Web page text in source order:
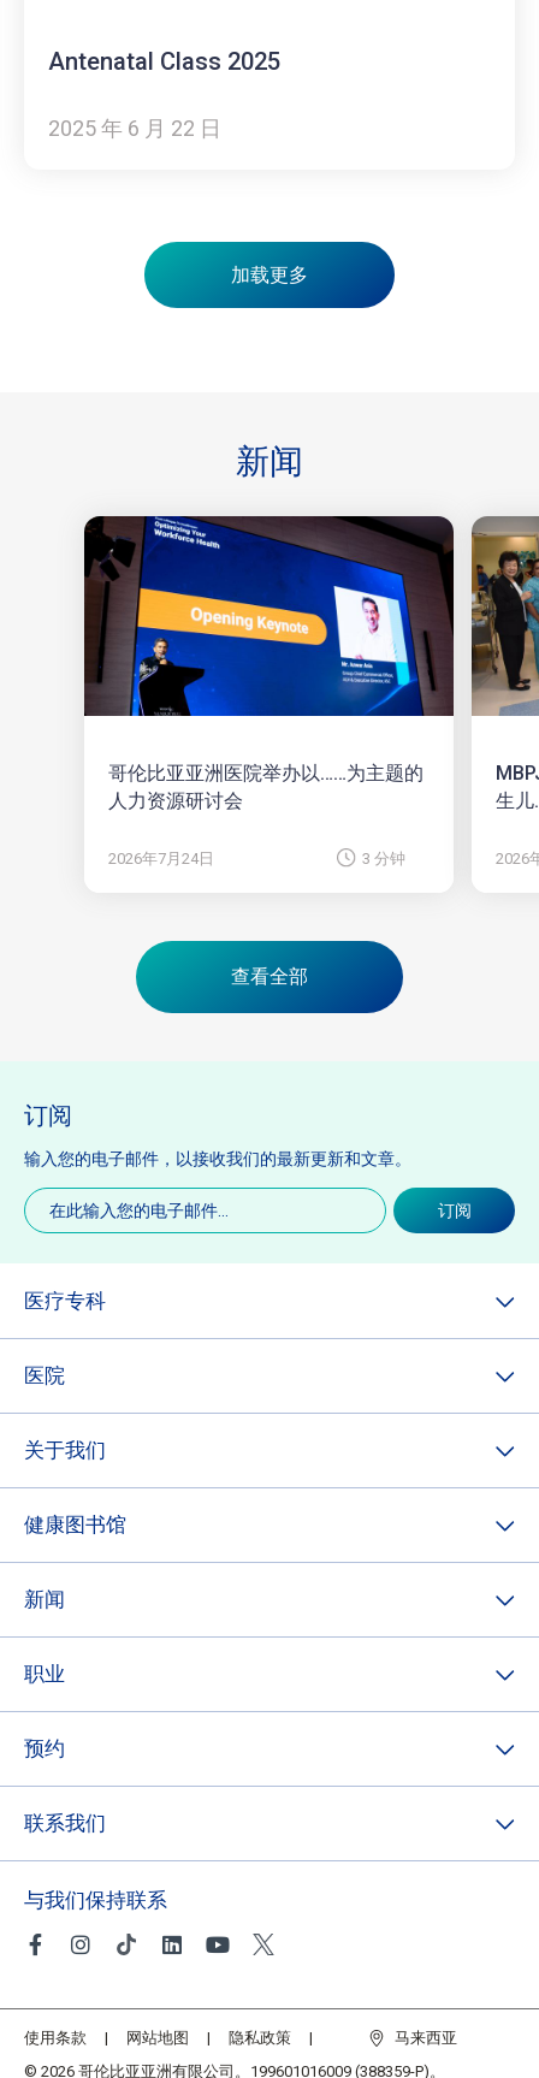
Antenatal Class 2025
2025 年 6 月 22 日
加载更多
新闻
哥伦比亚亚洲医院举办以……为主题的
人力资源研讨会
2026年7月24日 3 分钟
生
2026
查看全部
订阅
输入您的电子邮件，以接收我们的最新更新和文章。
电
子
邮
件
填)
订阅
医疗专科
医院
关于我们
健康图书馆
新闻
职业
预约
联系我们
与我们保持联系
使用条款 网站地图 隐私政策
马来西亚
© 2026 哥伦比亚亚洲有限公司。199601016009 (388359-P)。